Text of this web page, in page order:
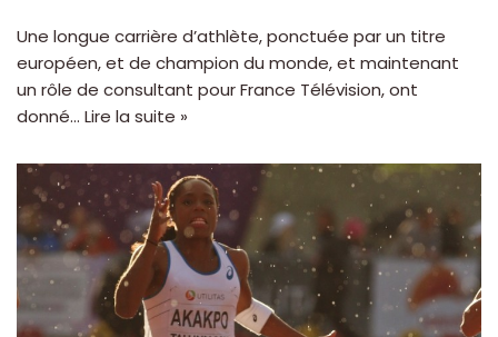
Une longue carrière d’athlète, ponctuée par un titre
européen, et de champion du monde, et maintenant
un rôle de consultant pour France Télévision, ont
donné… Lire la suite »